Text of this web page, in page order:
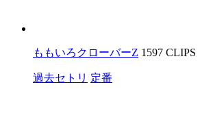
ももいろクローバーZ 1597 CLIPS
過去セトリ 定番